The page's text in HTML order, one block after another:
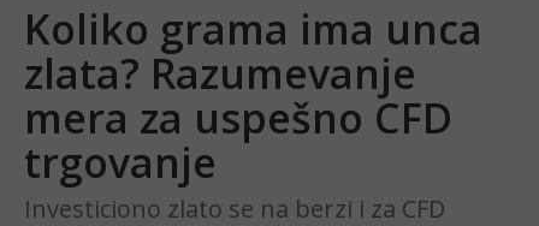
Koliko grama ima unca
zlata? Razumevanje
mera za uspešno CFD
trgovanje
Investiciono zlato se na berzi i za CFD